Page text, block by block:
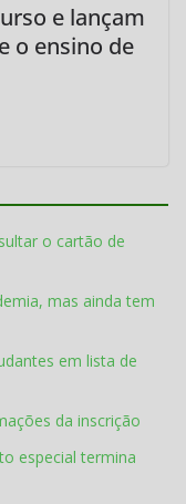
e lançam
o ensino de
o cartão de
mas ainda tem
em lista de
da inscrição
especial termina